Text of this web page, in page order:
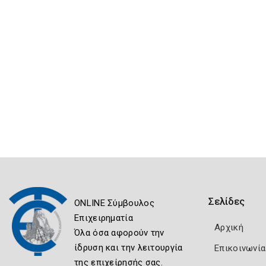
ONLINE Σύμβουλος
Επιχειρηματία
Όλα όσα αφορούν την
ίδρυση και την λειτουργία
της επιχείρησής σας.
Σελίδες
Αρχική
Επικοινωνία